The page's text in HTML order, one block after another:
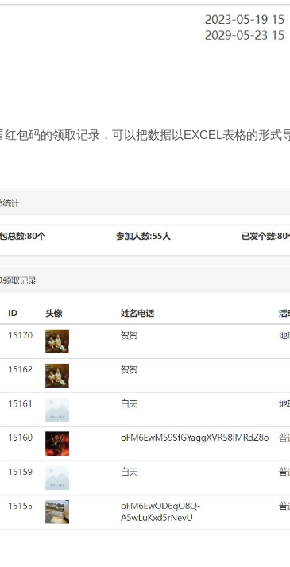
包码的领取记录，可以把数据以EXCEL表格的形式